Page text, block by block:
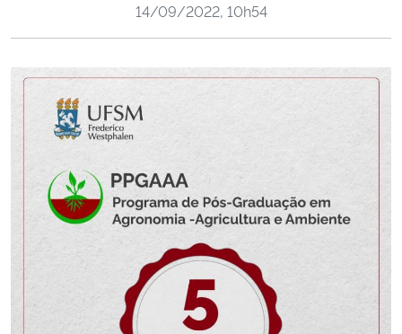
Ministério de Minas e Energia
Ministério do Meio Ambiente
Ministério do Turismo
Ministério do Desenvolvimento Regional
14/09/2022, 10h54